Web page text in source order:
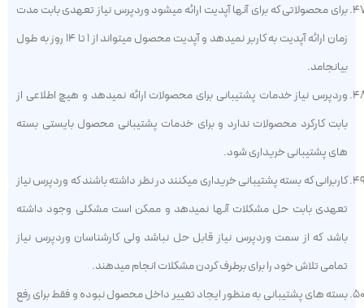
برای محصولاتی که برای آنها آپدیت ارائه میشود وردپرس نیاز تعهدی بابت مدت
زمان ارائه آپدیت به کاربر نمیدهد و آپدیت محصول میتواند از ۱ تا ۱۴ روز به طول
بیانجامد.
وردپرس نیاز خدمات پشتیبانی برای محصولات ارائه نمیدهد و هیچ اطلاعی از
بابت کارکرد محصولات ندارد و برای خدمات پشتیبانی محصول بایستی بسته
های پشتیبانی خریداری شود.
کاربرانی که بسته پشتیبانی خریداری میکنند در نظر داشته باشند که وردپرس نیاز
تعهدی بابت حل مشکلات آنها نمیدهد و ممکن است مشکلی وجود داشته
باشد که از سمت وردپرس نیاز قابل حل نباشد ولی کارشناسان وردپرس نیاز
تمامی تلاش خود را برای برطرف کردن مشکلات انجام میدهند.
بسته های پشتیبانی به منظور ایجاد تغییر داخل محصول نبوده و فقط برای رفع